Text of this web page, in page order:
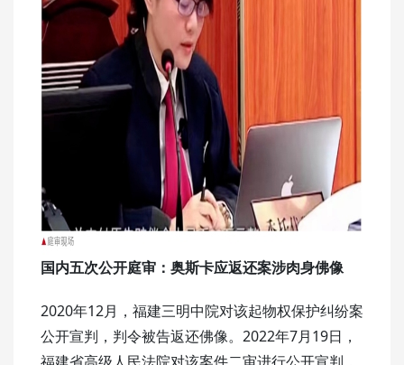
国内五次公开庭审： 奥斯卡应返还案涉肉身佛像
2020年12月，福建三明中院对该起物权保护纠纷案
公开宣判，判令被告返还佛像。2022年7月19日，